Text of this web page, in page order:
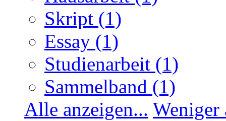
Skript (1)
Essay (1)
Studienarbeit (1)
Sammelband (1)
Alle anzeigen... Weniger